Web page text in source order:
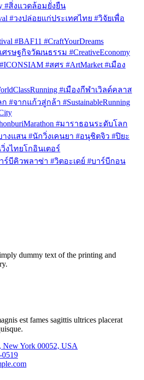
#สิ่งแวดล้อมยั่งยืน
#วงปล่อยแก่ประเทศไทย #วิจัยเพื่อ
#BAF11 #CraftYourDreams
ศรษฐกิจวัฒนธรรม #CreativeEconomy
#สศร #ArtMarket #เมือง
#เมืองกีฬาเวิลด์คลาส
#จากแก้วสู่กล้า #SustainableRunning
#มาราธอนระดับโลก
บางแสน #นักวิ่งเคนยา #อนุชิตจิว #ปิยะ
งไทยโกอินเตอร์
าร์บีคิวพลาซ่า #วิตอะเดย์ #บาร์บีกอน
dummy text of the printing and
est fames sagittis ultrices placerat
New York 00052, USA
0519